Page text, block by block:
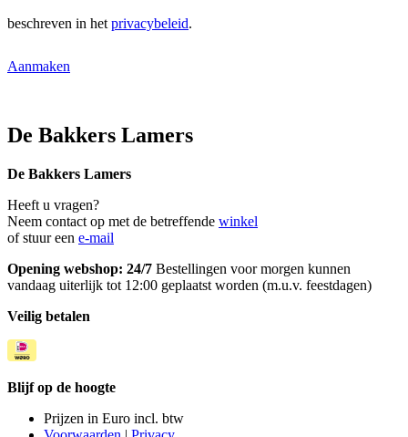
beschreven in hetprivacybeleid.
Aanmaken
De Bakkers Lamers
De Bakkers Lamers
Heeft u vragen?
Neem contact op met de betreffende winkel
of stuur een e-mail
Opening webshop: 24/7 Bestellingen voor morgen kunnen
vandaag uiterlijk tot 12:00 geplaatst worden (m.u.v. feestdagen)
Veilig betalen
Blijf op de hoogte
Prijzen in Euro incl. btw